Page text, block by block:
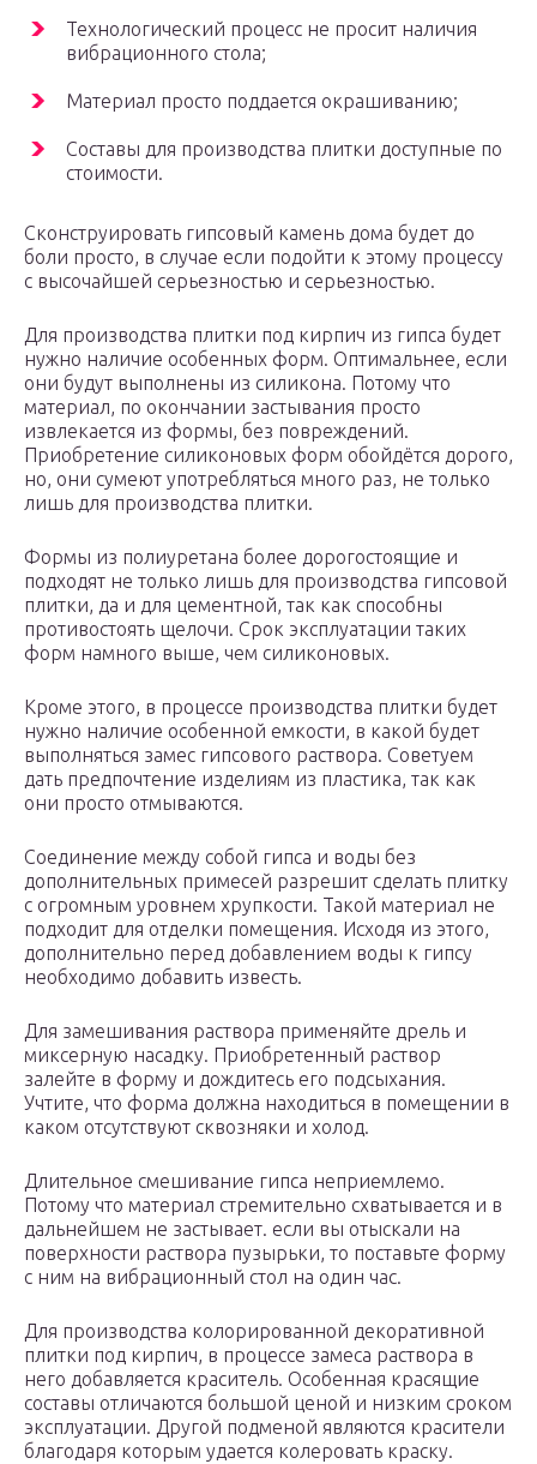
Технологический процесс не просит наличия
вибрационного стола;
Материал просто поддается окрашиванию;
Составы для производства плитки доступные по
стоимости.
Сконструировать гипсовый камень дома будет до
боли просто, в случае если подойти к этому процессу
с высочайшей серьезностью и серьезностью.
Для производства плитки под кирпич из гипса будет
нужно наличие особенных форм. Оптимальнее, если
они будут выполнены из силикона. Потому что
материал, по окончании застывания просто
извлекается из формы, без повреждений.
Приобретение силиконовых форм обойдётся дорого,
но, они сумеют употребляться много раз, не только
лишь для производства плитки.
Формы из полиуретана более дорогостоящие и
подходят не только лишь для производства гипсовой
плитки, да и для цементной, так как способны
противостоять щелочи. Срок эксплуатации таких
форм намного выше, чем силиконовых.
Кроме этого, в процессе производства плитки будет
нужно наличие особенной емкости, в какой будет
выполняться замес гипсового раствора. Советуем
дать предпочтение изделиям из пластика, так как
они просто отмываются.
Соединение между собой гипса и воды без
дополнительных примесей разрешит сделать плитку
с огромным уровнем хрупкости. Такой материал не
подходит для отделки помещения. Исходя из этого,
дополнительно перед добавлением воды к гипсу
необходимо добавить известь.
Для замешивания раствора применяйте дрель и
миксерную насадку. Приобретенный раствор
залейте в форму и дождитесь его подсыхания.
Учтите, что форма должна находиться в помещении в
каком отсутствуют сквозняки и холод.
Длительное смешивание гипса неприемлемо.
Потому что материал стремительно схватывается и в
дальнейшем не застывает. если вы отыскали на
поверхности раствора пузырьки, то поставьте форму
с ним на вибрационный стол на один час.
Для производства колорированной декоративной
плитки под кирпич, в процессе замеса раствора в
него добавляется краситель. Особенная красящие
составы отличаются большой ценой и низким сроком
эксплуатации. Другой подменой являются красители
благодаря которым удается колеровать краску.